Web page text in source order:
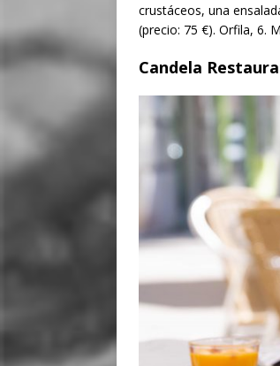
crustáceos, una
(precio: 75 €). Orfila, 6.
Candela